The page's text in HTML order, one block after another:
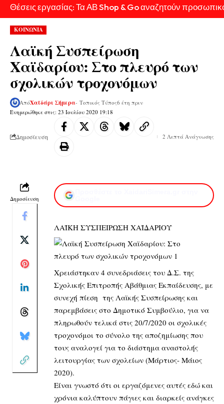
Θέσεις εργασίας: Τα ΑΒ Shop & Go αναζητούν
ΚΟΙΝΩΝΙΑ
Λαϊκή Συσπείρωση
Χαϊδαρίου: Στο πλευρό των
σχολικών τροχονόμων
Ενημερώθηκε στις: 23 Ιουλίου 2020 19:18
ΑπόΧαϊδάρι Σήμερα- Τοπικός Τύπος6 έτη πριν
Δημοσίευση 2 Λεπτά Ανάγνωσης
Δημοσίευση
ΛΑΪΚΗ ΣΥΣΠΕΙΡΩΣΗ ΧΑΪΔΑΡΙΟΥ
Χρειάστηκαν 4 συνεδριάσεις του Δ.Σ. της
Σχολικής Επιτροπής Αβάθμιας Εκπαίδευσης, με
συνεχή πίεση της Λαϊκής Συσπείρωσης και
παρεμβάσεις στο Δημοτικό Συμβούλιο, για να
πληρωθούν τελικά στις 20/7/2020 οι σχολικές
τροχονόμοι το σύνολο της αποζημίωσης που
τους αναλογεί για το διάστημα αναστολής
λειτουργίας των σχολείων (Μάρτιος- Μάιος
2020).
Είναι γνωστό ότι οι εργαζόμενες αυτές εδώ και
χρόνια καλύπτουν πάγιες και διαρκείς ανάγκες